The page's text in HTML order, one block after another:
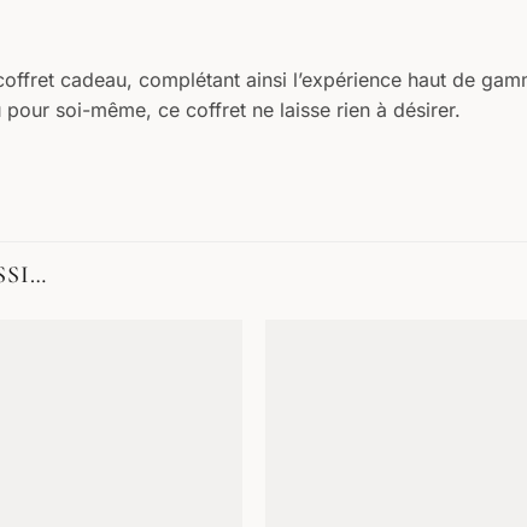
cadeau, complétant ainsi l’expérience haut de
soi-même, ce coffret ne laisse rien à désirer.